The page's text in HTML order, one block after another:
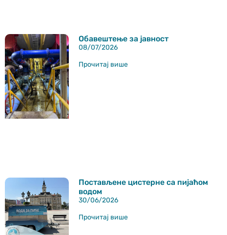
Обавештење за јавност
08/07/2026
Прочитај више
Постављене цистерне са пијаћом
водом
30/06/2026
Прочитај више